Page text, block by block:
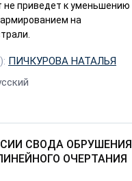
не приведет к уменьшению
на
ПИЧКУРОВА НАТАЛЬЯ
СВОДА ОБРУШЕНИЯ
ОЧЕРТАНИЯ